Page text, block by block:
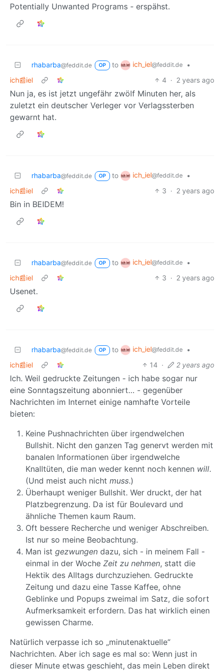
Potentially Unwanted Programs - erspähst.
rhabarba@feddit.de OP to ich_iel@feddit.de
•
ich📰iel
4 · 2 years ago
Nun ja, es ist jetzt ungefähr zwölf Minuten her, als
zuletzt ein deutscher Verleger vor Verlagssterben
gewarnt hat.
rhabarba@feddit.de OP to ich_iel@feddit.de
•
ich📰iel
3 · 2 years ago
Bin in BEIDEM!
rhabarba@feddit.de OP to ich_iel@feddit.de
•
ich📰iel
3 · 2 years ago
Usenet.
rhabarba@feddit.de OP to ich_iel@feddit.de
•
ich📰iel
14 · 2 years ago
Ich. Weil gedruckte Zeitungen - ich habe sogar nur
eine Sonntagszeitung abonniert… - gegenüber
Nachrichten im Internet einige namhafte Vorteile
bieten:
Keine Pushnachrichten über irgendwelchen
Bullshit. Nicht den ganzen Tag genervt werden mit
banalen Informationen über irgendwelche
Knalltüten, die man weder kennt noch kennen will.
(Und meist auch nicht muss.)
Überhaupt weniger Bullshit. Wer druckt, der hat
Platzbegrenzung. Da ist für Boulevard und
ähnliche Themen kaum Raum.
Oft bessere Recherche und weniger Abschreiben.
Ist nur so meine Beobachtung.
Man ist gezwungen dazu, sich - in meinem Fall -
einmal in der Woche Zeit zu nehmen, statt die
Hektik des Alltags durchzuziehen. Gedruckte
Zeitung und dazu eine Tasse Kaffee, ohne
Geblinke und Popups zweimal im Satz, die sofort
Aufmerksamkeit erfordern. Das hat wirklich einen
gewissen Charme.
Natürlich verpasse ich so „minutenaktuelle“
Nachrichten. Aber ich sage es mal so: Wenn just in
dieser Minute etwas geschieht, das mein Leben direkt